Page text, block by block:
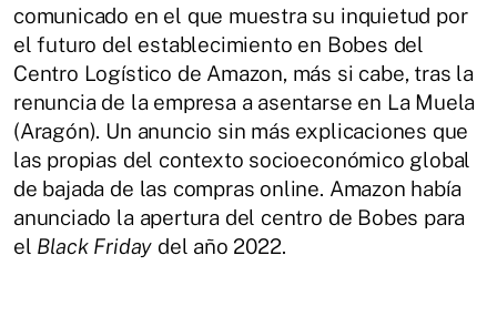
comunicado en el que muestra su inquietud por
el futuro del establecimiento en Bobes del
Centro Logístico de Amazon, más si cabe, tras la
renuncia de la empresa a asentarse en La Muela
(Aragón). Un anuncio sin más explicaciones que
las propias del contexto socioeconómico global
de bajada de las compras online. Amazon había
anunciado la apertura del centro de Bobes para
el Black Friday del año 2022.